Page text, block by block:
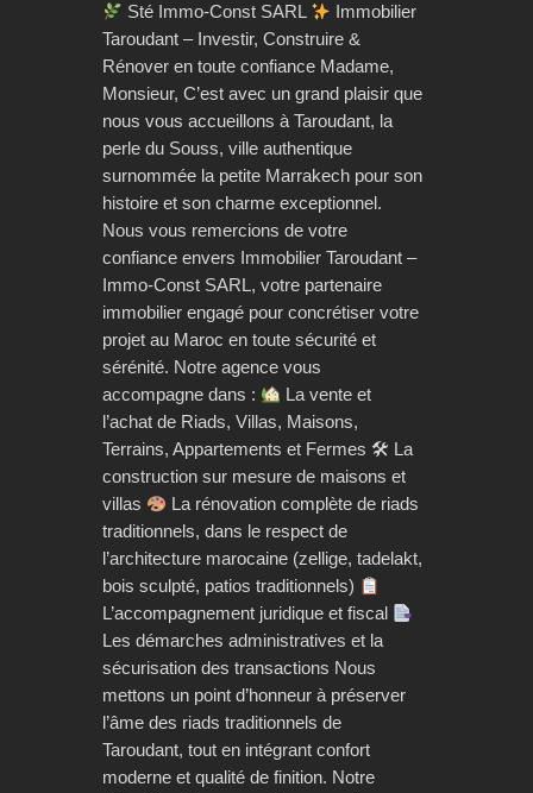
Sté Immo-Const SARL
Immobilier
Taroudant – Investir, Construire &
Rénover en toute confiance Madame,
Monsieur, C’est avec un grand plaisir que
nous vous accueillons à Taroudant, la
perle du Souss, ville authentique
surnommée la petite Marrakech pour son
histoire et son charme exceptionnel.
Nous vous remercions de votre
confiance envers Immobilier Taroudant –
Immo-Const SARL, votre partenaire
immobilier engagé pour concrétiser votre
projet au Maroc en toute sécurité et
sérénité. Notre agence vous
accompagne dans :
La vente et
l’achat de Riads, Villas, Maisons,
Terrains, Appartements et Fermes 🛠 La
construction sur mesure de maisons et
villas
La rénovation complète de riads
traditionnels, dans le respect de
l’architecture marocaine (zellige, tadelakt,
bois sculpté, patios traditionnels)
L’accompagnement juridique et fiscal
Les démarches administratives et la
sécurisation des transactions Nous
mettons un point d’honneur à préserver
l’âme des riads traditionnels de
Taroudant, tout en intégrant confort
moderne et qualité de finition. Notre